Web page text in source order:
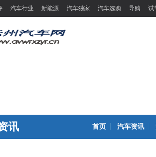
汽车行业 新能源 汽车独家 汽车选购 导购 试
讯 首页 汽车资讯